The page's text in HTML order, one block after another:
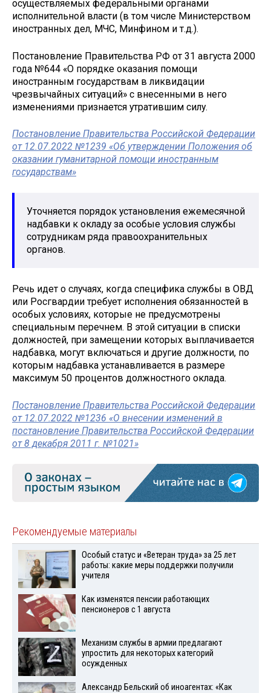
осуществляемых федеральными органами
исполнительной власти (в том числе Министерством
иностранных дел, МЧС, Минфином и т.д.).
Постановление Правительства РФ от 31 августа 2000
года №644 «О порядке оказания помощи
иностранным государствам в ликвидации
чрезвычайных ситуаций» с внесенными в него
изменениями признается утратившим силу.
Постановление Правительства Российской Федерации
от 12.07.2022 №1239 «Об утверждении Положения об
оказании гуманитарной помощи иностранным
государствам»
Уточняется порядок установления ежемесячной
надбавки к окладу за особые условия службы
сотрудникам ряда правоохранительных
органов.
Речь идет о случаях, когда специфика службы в ОВД
или Росгвардии требует исполнения обязанностей в
особых условиях, которые не предусмотрены
специальным перечнем. В этой ситуации в списки
должностей, при замещении которых выплачивается
надбавка, могут включаться и другие должности, по
которым надбавка устанавливается в размере
максимум 50 процентов должностного оклада.
Постановление Правительства Российской Федерации
от 12.07.2022 №1236 «О внесении изменений в
постановление Правительства Российской Федерации
от 8 декабря 2011 г. №1021»
Рекомендуемые материалы
Особый статус и «Ветеран труда» за 25 лет
работы: какие меры поддержки получили
учителя
Как изменятся пенсии работающих
пенсионеров с 1 августа
Механизм службы в армии предлагают
упростить для некоторых категорий
осужденных
Александр Бельский об иноагентах: «Как